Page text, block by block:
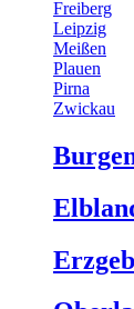
Freiberg
Leipzig
Meißen
Plauen
Pirna
Zwickau